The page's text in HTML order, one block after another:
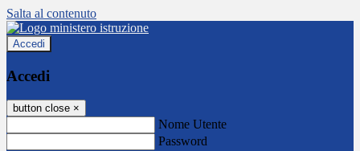
Salta al contenuto
Accedi
Accedi
button close ×
Nome Utente
Password